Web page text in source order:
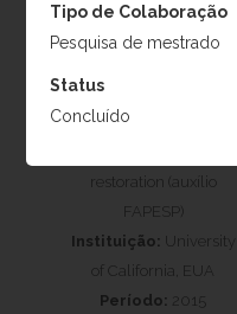
Tipo de Colaboração
Pesquisa de mestrado
Status
Concluído
Projeto:
nucleation for tropical
restoration (auxílio
FAPESP)
Instituição: University
of California, EUA
Período: 2015